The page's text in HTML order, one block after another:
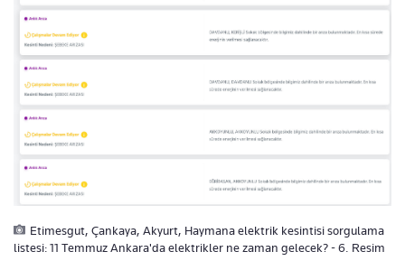
Etimesgut, Çankaya, Akyurt, Haymana elektrik kesintisi sorgulama
listesi: 11 Temmuz Ankara'da elektrikler ne zaman gelecek? - 6. Resim